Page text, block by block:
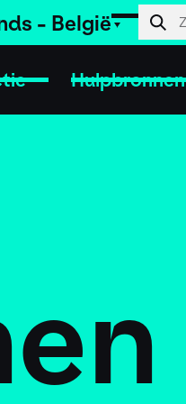
- België
Hulpbronnen